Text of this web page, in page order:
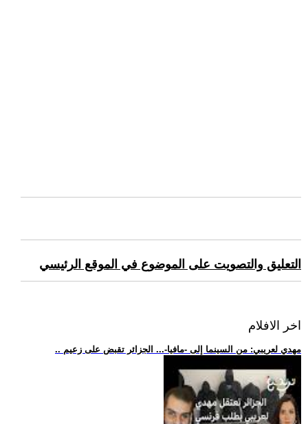
التعليق والتصويت على الموضوع في الموقع الرئيسي
اخر الافلام
.. مهدي لعريبي: من السينما إلى -مافيا-... الجزائر تقبض على زعيم